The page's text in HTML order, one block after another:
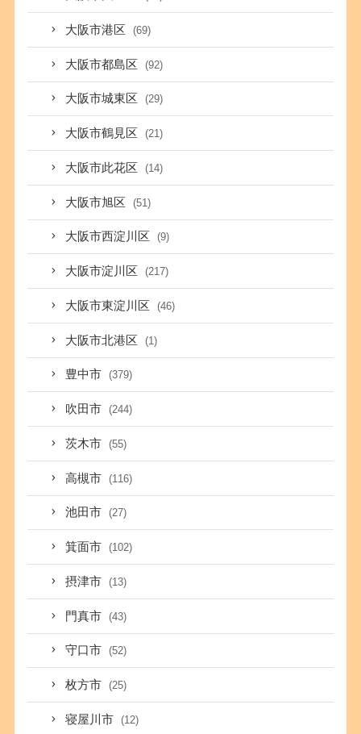
大阪市港区 (69)
大阪市都島区 (92)
大阪市城東区 (29)
大阪市鶴見区 (21)
大阪市此花区 (14)
大阪市旭区 (51)
大阪市西淀川区 (9)
大阪市淀川区 (217)
大阪市東淀川区 (46)
大阪市北港区 (1)
豊中市 (379)
吹田市 (244)
茨木市 (55)
高槻市 (116)
池田市 (27)
箕面市 (102)
摂津市 (13)
門真市 (43)
守口市 (52)
枚方市 (25)
寝屋川市 (12)